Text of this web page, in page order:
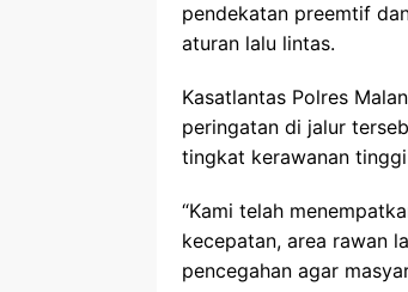
pendekatan preemtif
aturan lalu lintas.
Kasatlantas Polres
peringatan di jalur
tingkat kerawanan
“Kami telah
kecepatan, area rawan
pencegahan agar